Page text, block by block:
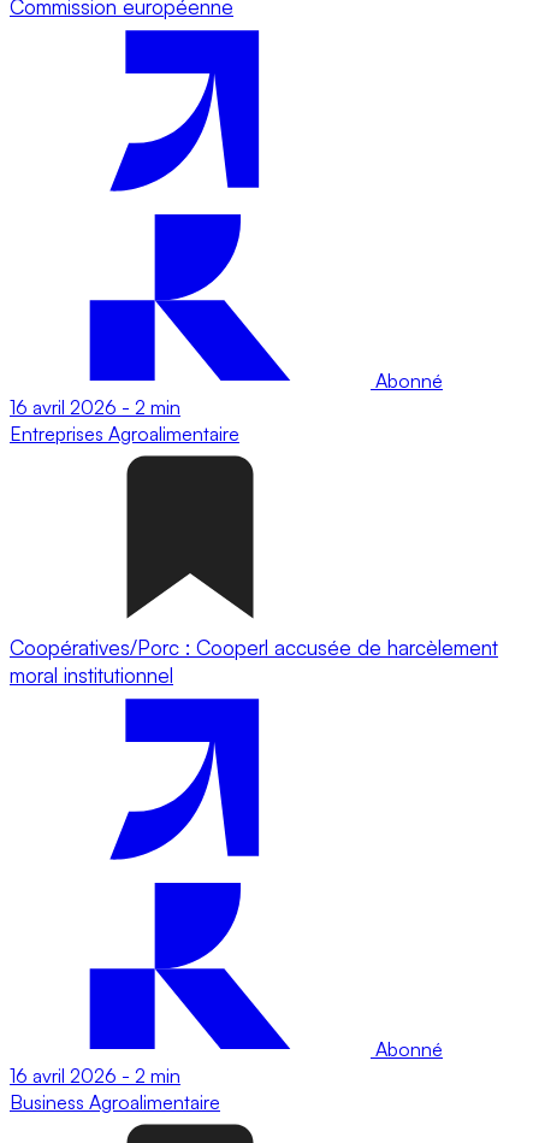
Commission européenne
Abonné
16 avril 2026 - 2 min
Entreprises Agroalimentaire
Coopératives/Porc : Cooperl accusée de harcèlement
moral institutionnel
Abonné
16 avril 2026 - 2 min
Business Agroalimentaire